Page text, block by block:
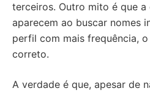
terceiros. Outro mito é que
aparecem ao buscar nomes
perfil com mais frequência,
correto.
A verdade é que, apesar de